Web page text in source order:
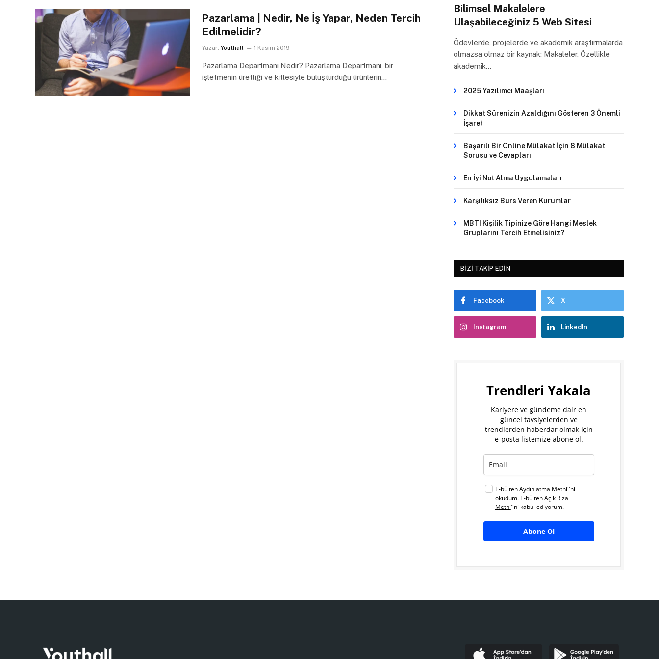
Pazarlama | Nedir, Ne İş Yapar, Neden Tercih
Edilmelidir?
Yazar: Youthall 1 Kasım 2019
Pazarlama Departmanı Nedir? Pazarlama Departmanı, bir
işletmenin ürettiği ve kitlesiyle buluşturduğu ürünlerin…
Bilimsel Makalelere
Ulaşabileceğiniz 5 Web Sitesi
Ödevlerde, projelerde ve akademik araştırmalarda
olmazsa olmaz bir kaynak: Makaleler. Özellikle
akademik…
2025 Yazılımcı Maaşları
Dikkat Sürenizin Azaldığını Gösteren 3 Önemli
İşaret
Başarılı Bir Online Mülakat İçin 8 Mülakat
Sorusu ve Cevapları
En İyi Not Alma Uygulamaları
Karşılıksız Burs Veren Kurumlar
MBTI Kişilik Tipinize Göre Hangi Meslek
Gruplarını Tercih Etmelisiniz?
BIZI TAKIP EDIN
Facebook X
Instagram LinkedIn
Trendleri Yakala
Kariyere ve gündeme dair en
güncel tavsiyelerden ve
trendlerden haberdar olmak için
e-posta listemize abone ol.
E-bültenAydınlatma Metni''ni
okudum. E-bülten Açık Rıza
Metni''ni kabul ediyorum.
Abone Ol